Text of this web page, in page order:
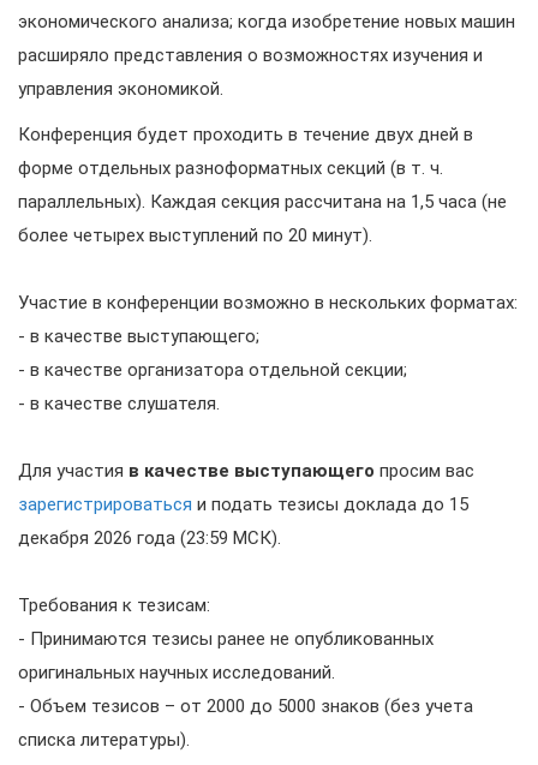
экономического анализа; когда изобретение новых машин
расширяло представления о возможностях изучения и
управления экономикой.
Конференция будет проходить в течение двух дней в
форме отдельных разноформатных секций (в т. ч.
параллельных). Каждая секция рассчитана на 1,5 часа (не
более четырех выступлений по 20 минут).
Участие в конференции возможно в нескольких форматах:
- в качестве выступающего;
- в качестве организатора отдельной секции;
- в качестве слушателя.
Для участия в качестве выступающего просим вас
зарегистрироваться и подать тезисы доклада до 15
декабря 2026 года (23:59 МСК).
Требования к тезисам:
- Принимаются тезисы ранее не опубликованных
оригинальных научных исследований.
- Объем тезисов – от 2000 до 5000 знаков (без учета
списка литературы).